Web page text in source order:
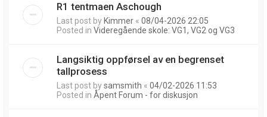
R1 tentmaen Aschough
Last post by Kimmer « 08/04-2026 22:05
Posted in Videregående skole: VG1, VG2 og VG3
Langsiktig oppførsel av en begrenset
tallprosess
Last post bysamsmith « 04/02-2026 11:53
Posted in Åpent Forum - for diskusjon